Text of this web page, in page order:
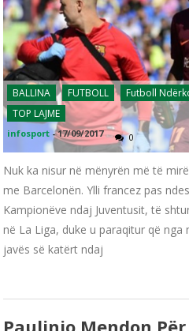
BALLINA FUTBOLL Futboll
TOP LAJME
infosport -17/09/2017 0
Nuk ka nisur në mënyrën më të
me Barcelonën. Ylli francez pas
Kampionëve ndaj Juventusit, të
në La Liga, duke u paraqitur që
javës së katërt ndaj
Paulinjo Mendon